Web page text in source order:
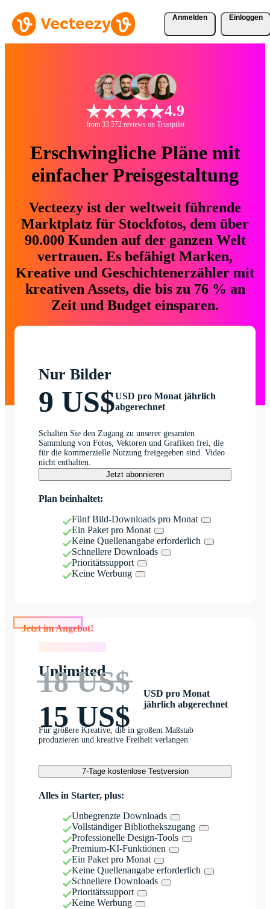
Anmelden Einloggen
4.9
from 33.572 reviews on Trustpilot
Erschwingliche Pläne mit
einfacher Preisgestaltung
Vecteezy ist der weltweit führende
Marktplatz für Stockfotos, dem über
90.000 Kunden auf der ganzen Welt
vertrauen. Es befähigt Marken,
Kreative und Geschichtenerzähler mit
kreativen Assets, die bis zu 76 % an
Zeit und Budget einsparen.
Nur Bilder
9 US$USD pro Monat jährlich
abgerechnet
Schalten Sie den Zugang zu unserer gesamten
Sammlung von Fotos, Vektoren und Grafiken frei, die
für die kommerzielle Nutzung freigegeben sind. Video
nicht enthalten.
Jetzt abonnieren
Plan beinhaltet:
Fünf Bild-Downloads pro Monat
Ein Paket pro Monat
Keine Quellenangabe erforderlich
Schnellere Downloads
Prioritätssupport
Keine Werbung
Jetzt im Angebot!
Unlimited
18 US$
15 US$
USD pro Monat
jährlich abgerechnet
Für größere Kreative, die in großem Maßstab
produzieren und kreative Freiheit verlangen
7-Tage kostenlose Testversion
Alles in Starter, plus:
Unbegrenzte Downloads
Vollständiger Bibliothekszugang
Professionelle Design-Tools
Premium-KI-Funktionen
Ein Paket pro Monat
Keine Quellenangabe erforderlich
Schnellere Downloads
Prioritätssupport
Keine Werbung